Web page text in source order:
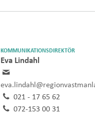
KOMMUNIKATIONSDIREKTÖR
Eva Lindahl
021 - 17 65 62
072-153 00 31